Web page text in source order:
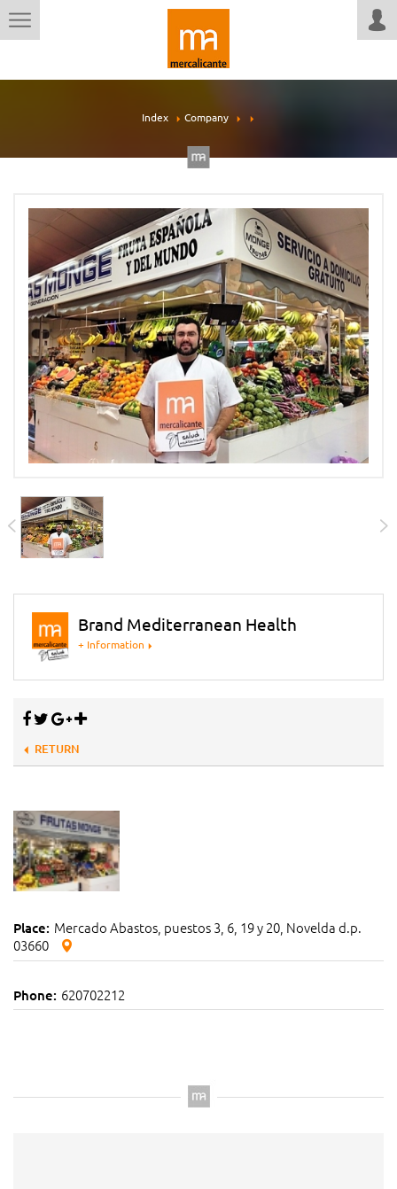
Index Company
Brand Mediterranean Health
+ Information
RETURN
Place: Mercado Abastos, puestos 3, 6, 19 y 20, Novelda d.p.
03660
Phone: 620702212